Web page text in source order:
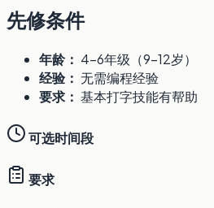
先修条件
年龄： 4-6年级（9-12岁）
经验： 无需编程经验
要求： 基本打字技能有帮助
可选时间段
要求